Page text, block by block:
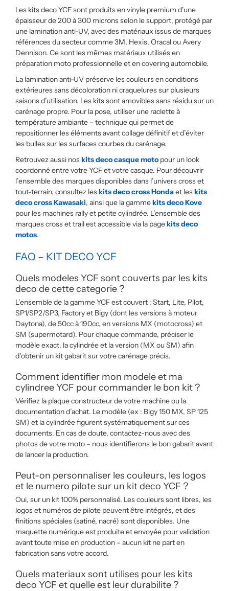
Les kits deco YCF sont produits en vinyle premium d’une
épaisseur de 200 à 300 microns selon le support, protégé par
une lamination anti-UV, avec des matériaux issus de marques
références du secteur comme 3M, Hexis, Oracal ou Avery
Dennison. Ce sont les mêmes matériaux utilisés en
préparation moto professionnelle et en covering automobile.
La lamination anti-UV préserve les couleurs en conditions
extérieures sans décoloration ni craquelures sur plusieurs
saisons d’utilisation. Les kits sont amovibles sans résidu sur un
carénage propre. Pour la pose, utiliser une raclette à
température ambiante – technique qui permet de
repositionner les éléments avant collage définitif et d’éviter
les bulles sur les surfaces courbes du carénage.
Retrouvez aussi noskits deco casque motopour un look
coordonné entre votre YCF et votre casque. Pour découvrir
l’ensemble des marques disponibles dans l’univers cross et
tout-terrain, consultez leskits deco cross Hondaet leskits
deco cross Kawasaki, ainsi que la gammekits deco Kove
pour les machines rally et petite cylindrée. L’ensemble des
marques cross et trail est accessible via la pagekits deco
motos.
FAQ – KIT DECO YCF
Quels modeles YCF sont couverts par les kits
deco de cette categorie ?
L’ensemble de la gamme YCF est couvert : Start, Lite, Pilot,
SP1/SP2/SP3, Factory et Bigy (dont les versions à moteur
Daytona), de 50cc à 190cc, en versions MX (motocross) et
SM (supermotard). Pour chaque commande, préciser le
modèle exact, la cylindrée et la version (MX ou SM) afin
d’obtenir un kit gabarit sur votre carénage précis.
Comment identifier mon modele et ma
cylindree YCF pour commander le bon kit ?
Vérifiez la plaque constructeur de votre machine ou la
documentation d’achat. Le modèle (ex : Bigy 150 MX, SP 125
SM) et la cylindrée figurent systématiquement sur ces
documents. En cas de doute, contactez-nous avec des
photos de votre moto – nous identifierons le bon gabarit avant
de lancer la production.
Peut-on personnaliser les couleurs, les logos
et le numero pilote sur un kit deco YCF ?
Oui, sur un kit 100% personnalisé. Les couleurs sont libres, les
logos et numéros de pilote peuvent être intégrés, et des
finitions spéciales (satiné, nacré) sont disponibles. Une
maquette numérique est produite et envoyée pour validation
avant toute mise en production – aucun kit ne part en
fabrication sans votre accord.
Quels materiaux sont utilises pour les kits
deco YCF et quelle est leur durabilite ?